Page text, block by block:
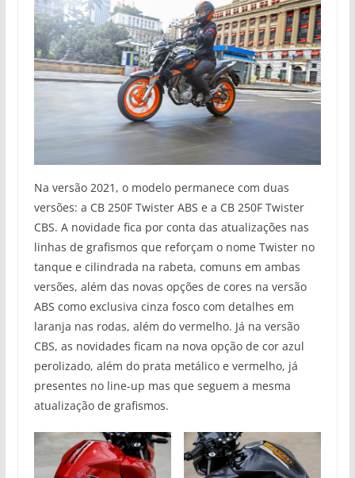
Na versão 2021, o modelo permanece com duas
versões: a CB 250F Twister ABS e a CB 250F Twister
CBS. A novidade fica por conta das atualizações nas
linhas de grafismos que reforçam o nome Twister no
tanque e cilindrada na rabeta, comuns em ambas
versões, além das novas opções de cores na versão
ABS como exclusiva cinza fosco com detalhes em
laranja nas rodas, além do vermelho. Já na versão
CBS, as novidades ficam na nova opção de cor azul
perolizado, além do prata metálico e vermelho, já
presentes no line-up mas que seguem a mesma
atualização de grafismos.